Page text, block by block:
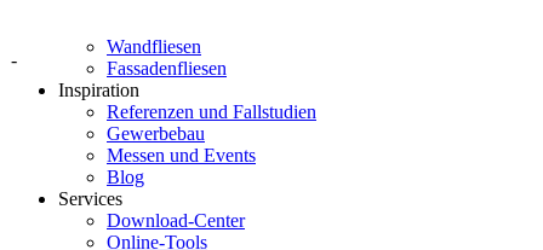
-
Wandfliesen
Fassadenfliesen
Inspiration
Referenzen und Fallstudien
Gewerbebau
Messen und Events
Blog
Services
Download-Center
Online-Tools